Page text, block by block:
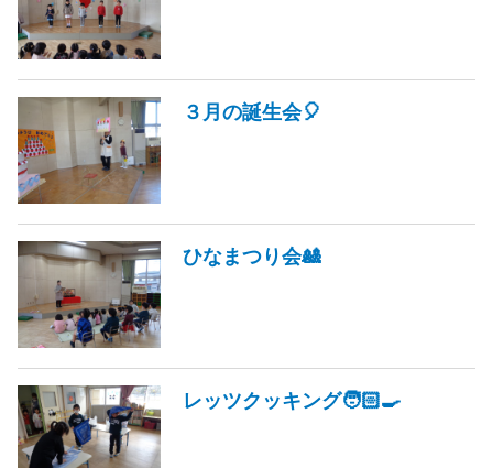
３月の誕生会🎈
ひなまつり会🎎
レッツクッキング🧑🏻‍🍳